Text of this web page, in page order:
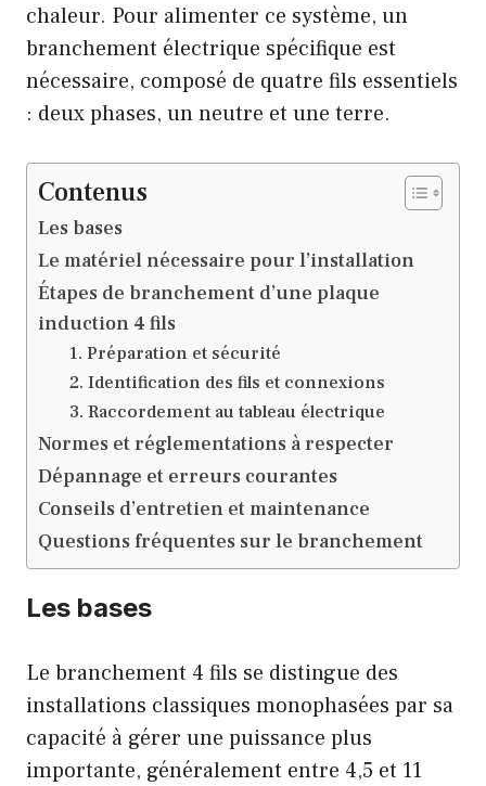
chaleur. Pour alimenter ce système, un
branchement électrique spécifique est
nécessaire, composé de quatre fils essentiels
: deux phases, un neutre et une terre.
Contenus
Les bases
Le matériel nécessaire pour l’installation
Étapes de branchement d’une plaque
induction 4 fils
1. Préparation et sécurité
2. Identification des fils et connexions
3. Raccordement au tableau électrique
Normes et réglementations à respecter
Dépannage et erreurs courantes
Conseils d’entretien et maintenance
Questions fréquentes sur le branchement
Les bases
Le branchement 4 fils se distingue des
installations classiques monophasées par sa
capacité à gérer une puissance plus
importante, généralement entre 4,5 et 11